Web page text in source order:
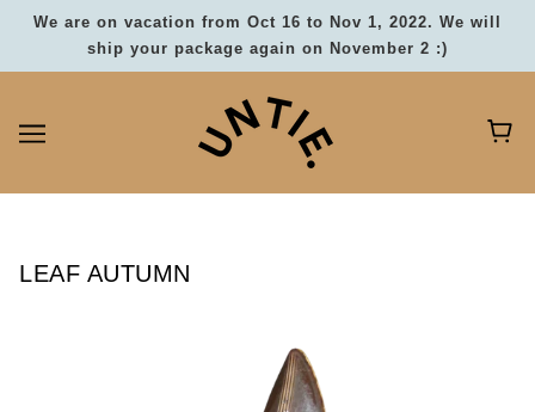
We are on vacation from Oct 16 to Nov 1, 2022. We will
ship your package again on November 2 :)
LEAF AUTUMN